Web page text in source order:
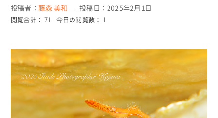
投稿者： 藤森 美和 — 投稿日：2025年2月1日
閲覧合計： 71 今日の閲覧数： 1